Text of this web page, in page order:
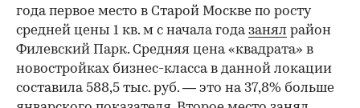
года первое место в Старой Москве по росту
средней цены 1 кв. м с начала годазанял район
Филевский Парк. Средняя цена «квадрата» в
новостройках бизнес-класса в данной локации
составила 588,5 тыс. руб. — это на 37,8% больше